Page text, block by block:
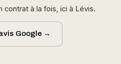
contrat à la fois, ici à Lévis.
Google →